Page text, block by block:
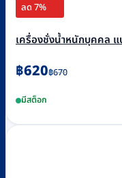
ลด 7%
เครื่องชั่งน้ำหนักบุคคล
฿670
Original
was:
฿670.
฿620
Current
is:
฿620.
มีสต็อก